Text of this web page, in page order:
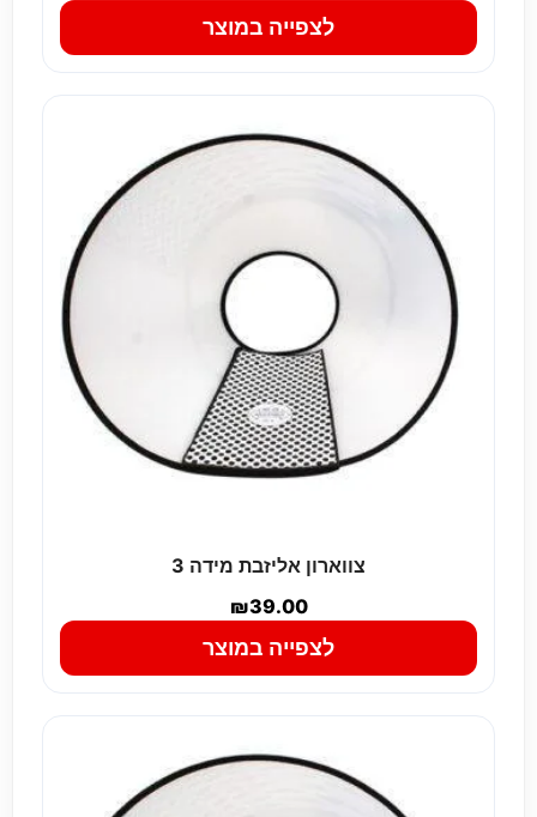
לצפייה במוצר
צווארון אליזבת מידה 3
₪39.00
לצפייה במוצר